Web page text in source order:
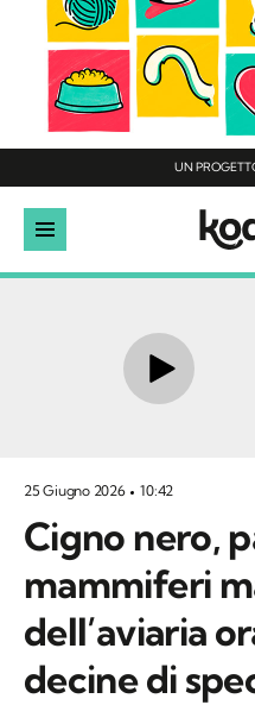
UN
25 Giugno 2026 10:42
Cigno nero,
mammiferi
dell’aviaria
decine di